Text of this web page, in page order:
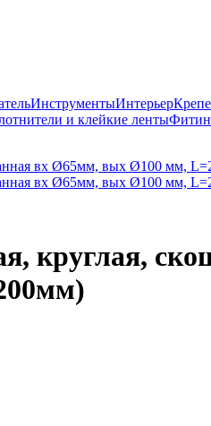
ИнструментыИнтерьер
и клейкие ленты
круглая,